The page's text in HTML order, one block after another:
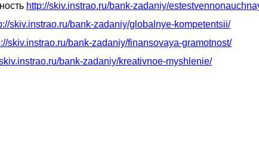
http://skiv.instrao.ru/bank-zadaniy/
skiv.instrao.ru/bank-zadaniy/globalnye-kompetentsii/
skiv.instrao.ru/bank-zadaniy/finansovaya-gramotnost/
bank-zadaniy/kreativnoe-myshlenie/